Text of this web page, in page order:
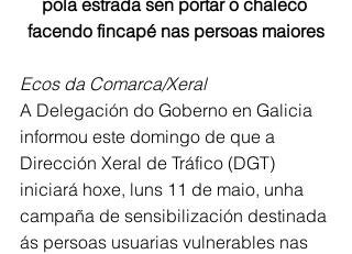
pola estrada sen portar o chaleco
facendo fincapé nas persoas maiores
Ecos da Comarca/Xeral
A Delegación do Goberno en Galicia
informou este domingo de que a
Dirección Xeral de Tráfico (DGT)
iniciará hoxe, luns 11 de maio, unha
campaña de sensibilización destinada
ás persoas usuarias vulnerables nas